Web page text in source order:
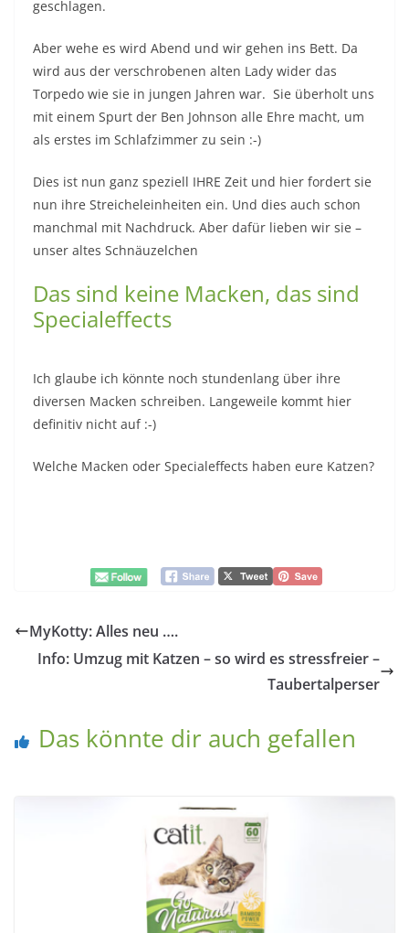
geschlagen.
Aber wehe es wird Abend und wir gehen ins Bett. Da
wird aus der verschrobenen alten Lady wider das
Torpedo wie sie in jungen Jahren war. Sie überholt uns
mit einem Spurt der Ben Johnson alle Ehre macht, um
als erstes im Schlafzimmer zu sein :-)
Dies ist nun ganz speziell IHRE Zeit und hier fordert sie
nun ihre Streicheleinheiten ein. Und dies auch schon
manchmal mit Nachdruck. Aber dafür lieben wir sie –
unser altes Schnäuzelchen
Das sind keine Macken, das sind
Specialeffects
Ich glaube ich könnte noch stundenlang über ihre
diversen Macken schreiben. Langeweile kommt hier
definitiv nicht auf :-)
Welche Macken oder Specialeffects haben eure Katzen?
MyKotty: Alles neu ….
Info: Umzug mit Katzen – so wird es stressfreier –
Taubertalperser
Das könnte dir auch gefallen